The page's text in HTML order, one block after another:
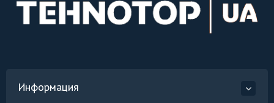
Информация